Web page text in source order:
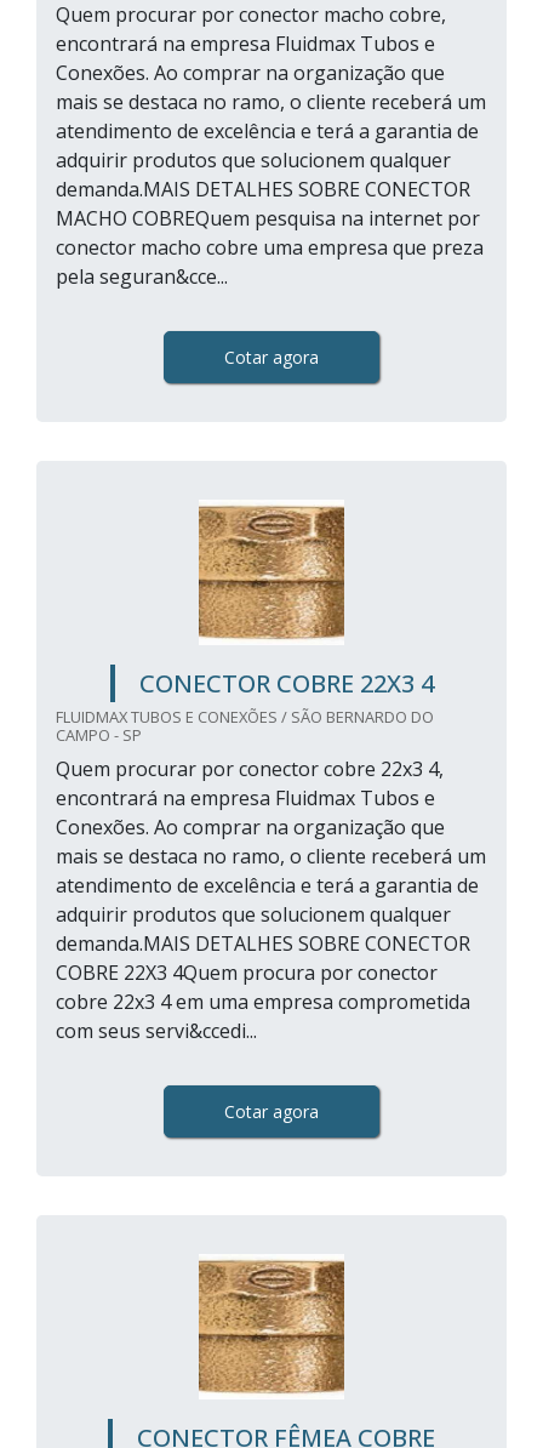
Quem procurar por conector macho cobre,
encontrará na empresa Fluidmax Tubos e
Conexões. Ao comprar na organização que
mais se destaca no ramo, o cliente receberá um
atendimento de excelência e terá a garantia de
adquirir produtos que solucionem qualquer
demanda.MAIS DETALHES SOBRE CONECTOR
MACHO COBREQuem pesquisa na internet por
conector macho cobre uma empresa que preza
pela seguran&cce...
Cotar agora
CONECTOR COBRE 22X3 4
FLUIDMAX TUBOS E CONEXÕES / SÃO BERNARDO DO
CAMPO - SP
Quem procurar por conector cobre 22x3 4,
encontrará na empresa Fluidmax Tubos e
Conexões. Ao comprar na organização que
mais se destaca no ramo, o cliente receberá um
atendimento de excelência e terá a garantia de
adquirir produtos que solucionem qualquer
demanda.MAIS DETALHES SOBRE CONECTOR
COBRE 22X3 4Quem procura por conector
cobre 22x3 4 em uma empresa comprometida
com seus servi&ccedi...
Cotar agora
CONECTOR FÊMEA COBRE